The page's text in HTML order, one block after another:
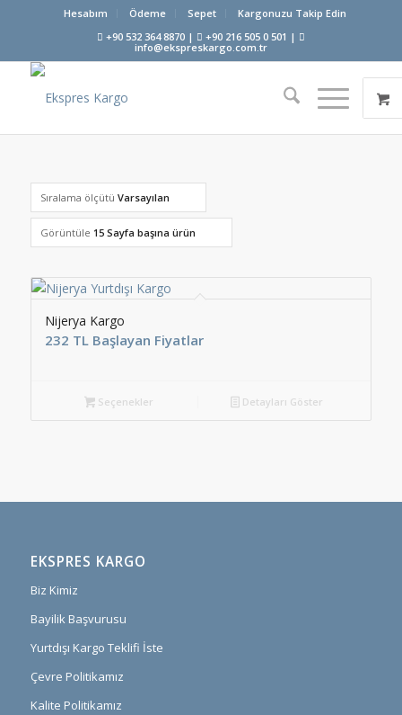
Hesabım Ödeme Sepet
Kargonuzu Takip Edin
+90 532 364 8870 |
+90 216 505 0 501 |
info@ekspreskargo.com.tr
Sıralama ölçütü Varsayılan
Görüntüle 15 Sayfa başına ürün
Nijerya Kargo
232 TL Başlayan Fiyatlar
Seçenekler Detayları Göster
EKSPRES KARGO
Biz Kimiz
Bayilik Başvurusu
Yurtdışı Kargo Teklifi İste
Çevre Politikamız
Kalite Politikamız